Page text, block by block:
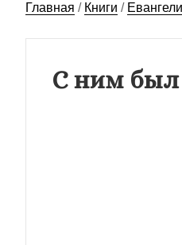
Главная / Книги /
С ним был